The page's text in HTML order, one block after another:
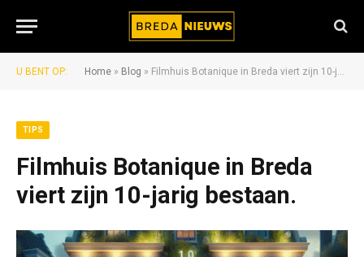
U BENT OP: Home » Blog » Filmhuis Botanique in Breda viert zijn 10-jarig bestaan.
TIPS
Filmhuis Botanique in Breda
viert zijn 10-jarig bestaan.